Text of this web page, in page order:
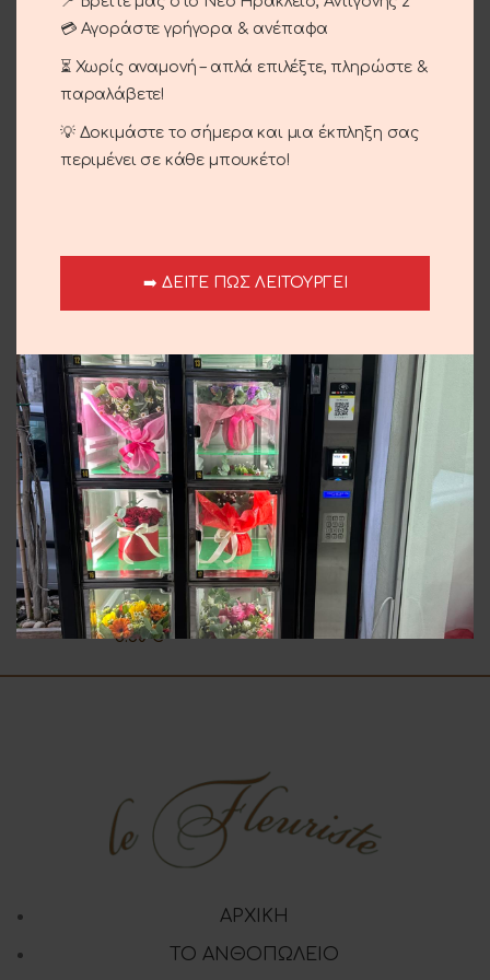
Κωδικός προϊόντος:14 -19
Περιγραφή
Μαγιάτικο στεφάνι με αμάρανθω.
Κόκκινα Τριαντάφυλλα
3.50€
Μπουκέτο Εποχής
35.00 €
ΑΡΧΙΚΗ
ΤΟ ΑΝΘΟΠΩΛΕΙΟ
💳 Αγοράστε γρήγορα & ανέπαφα
⏳ Χωρίς αναμονή – απλά επιλέξτε, πληρώστε &
παραλάβετε!
💡 Δοκιμάστε το σήμερα και μια έκπληξη σας
περιμένει σε κάθε μπουκέτο!
➡️ ΔΕΙΤΕ ΠΩΣ ΛΕΙΤΟΥΡΓΕΙ